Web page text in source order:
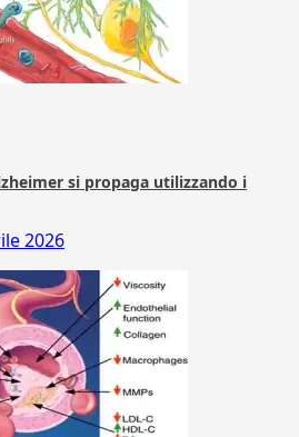
si propaga utilizzando i
2026